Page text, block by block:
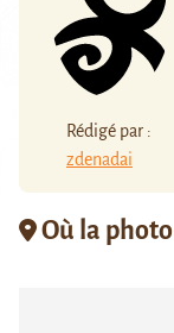
Rédigé par :
zdenadai
Où la